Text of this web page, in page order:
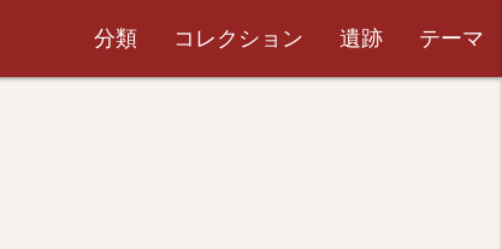
分類 コレクション 遺跡 テーマ